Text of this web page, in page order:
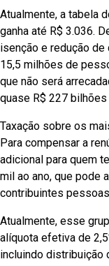
Atualmente, a tabela
ganha até R$ 3.036.
isenção e redução
15,5 milhões de
que não será
quase R$ 227
Taxação sobre os
Para compensar a
adicional para quem
mil ao ano, que pode
contribuintes
Atualmente, esse
alíquota efetiva de
incluindo distribuição